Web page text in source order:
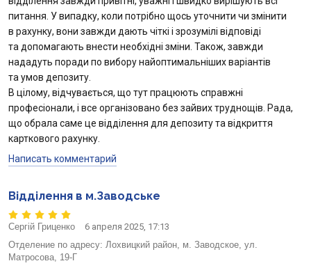
питання. У випадку, коли потрібно щось уточнити чи змінити
в рахунку, вони завжди дають чіткі і зрозумілі відповіді
та допомагають внести необхідні зміни. Також, завжди
нададуть поради по вибору найоптимальніших варіантів
та умов депозиту.
В цілому, відчувається, що тут працюють справжні
професіонали, і все організовано без зайвих труднощів. Рада,
що обрала саме це відділення для депозиту та відкриття
карткового рахунку.
Написать комментарий
Відділення в м.Заводське
Сергій Гриценко
6 апреля 2025, 17:13
Отделение по адресу: Лохвицкий район, м. Заводское, ул.
Матросова, 19-Г